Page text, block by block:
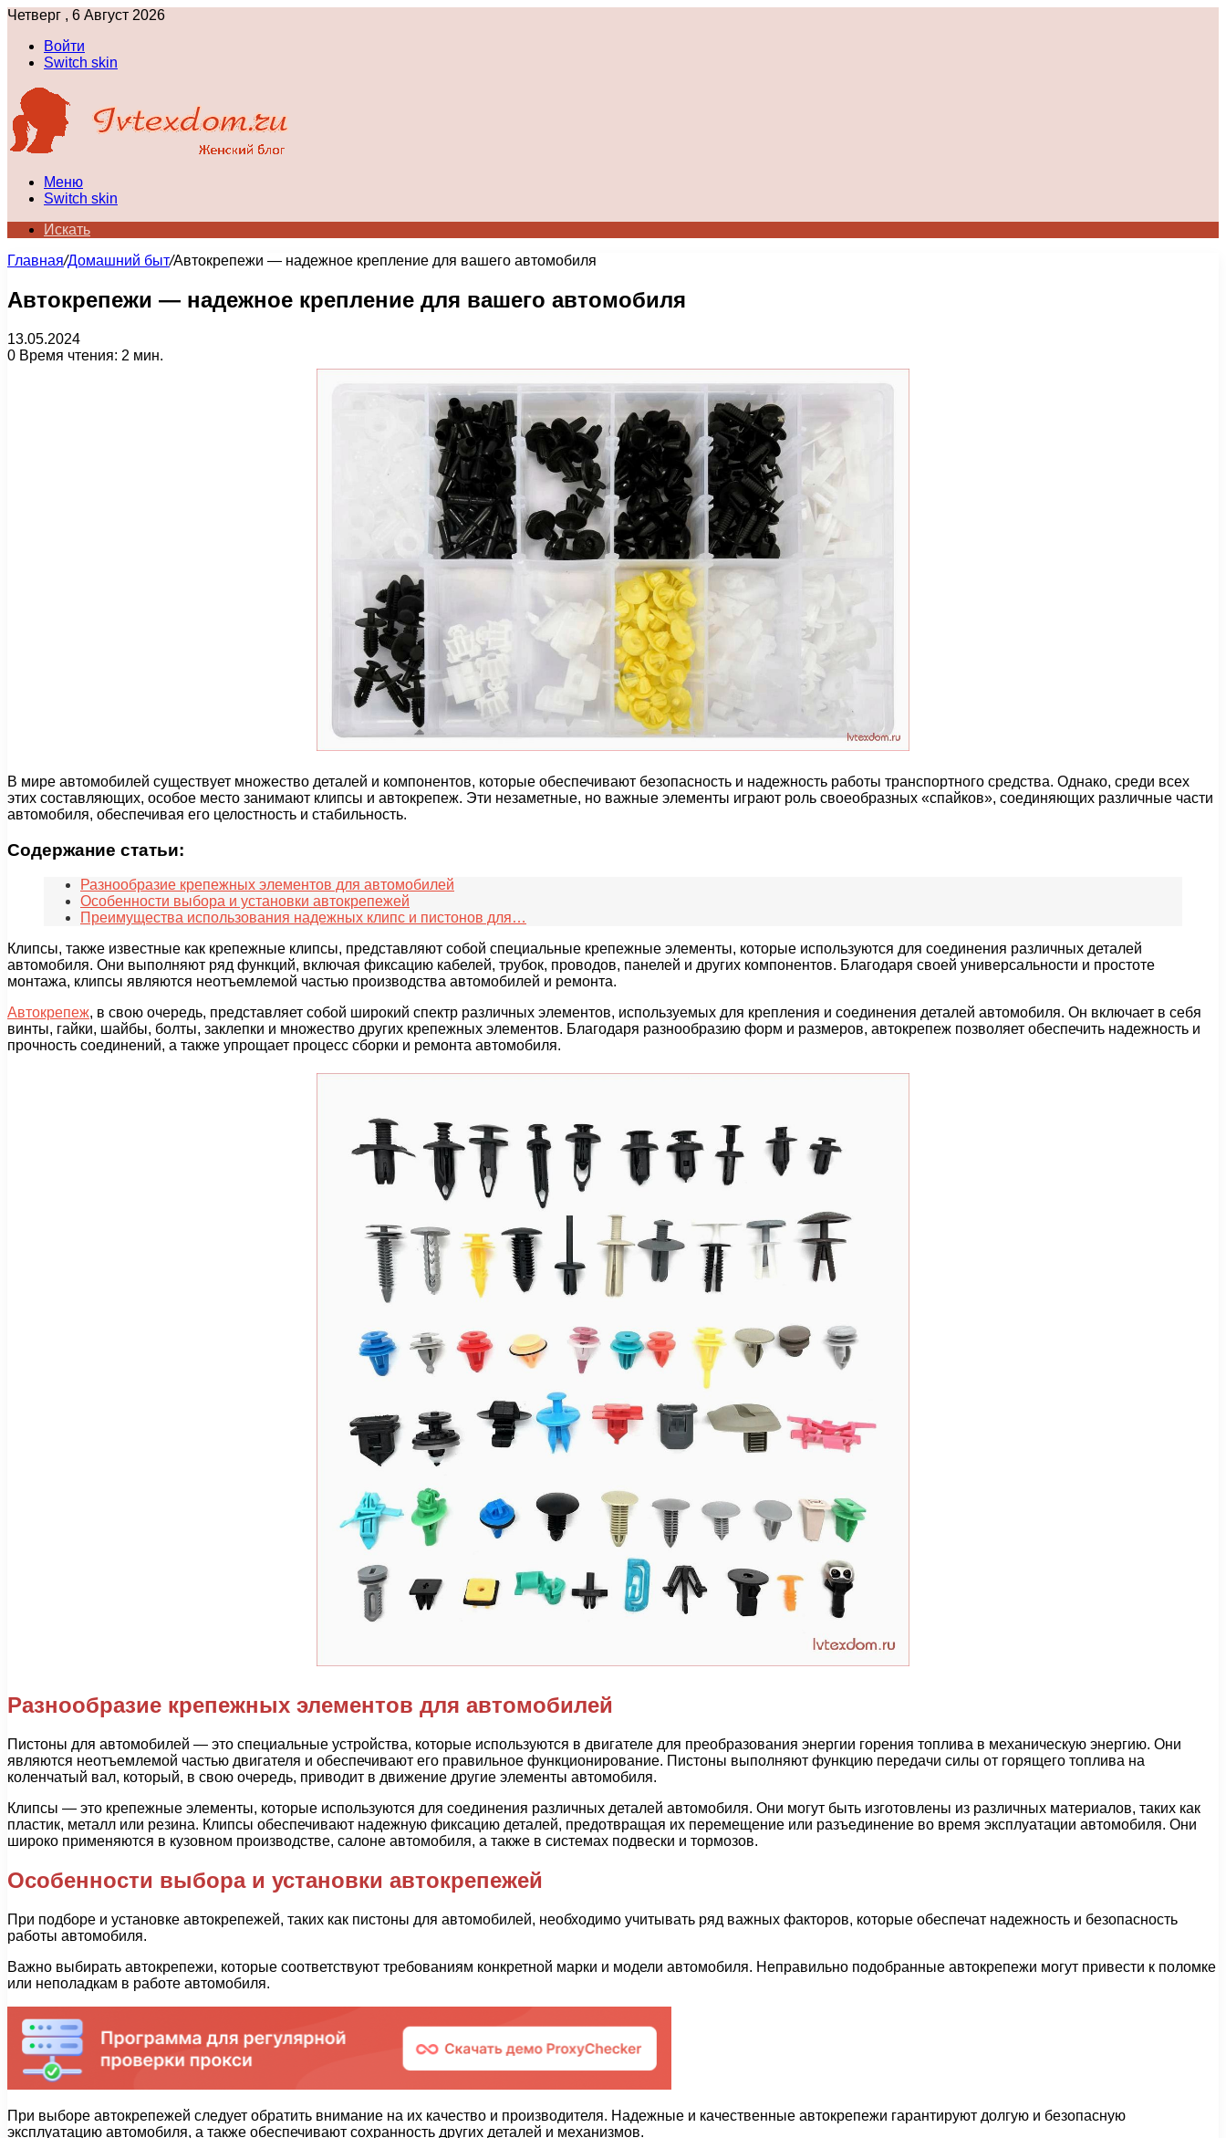
Четверг , 6 Август 2026
Войти
Switch skin
Меню
Switch skin
Искать
Главная/Домашний быт/Автокрепежи — надежное крепление для вашего автомобиля
Автокрепежи — надежное крепление для вашего автомобиля
13.05.2024
0 Время чтения: 2 мин.
В мире автомобилей существует множество деталей и компонентов, которые обеспечивают безопасность и надежность работы транспортного средства. Однако, среди всех
этих составляющих, особое место занимают клипсы и автокрепеж. Эти незаметные, но важные элементы играют роль своеобразных «спайков», соединяющих различные части
автомобиля, обеспечивая его целостность и стабильность.
Содержание статьи:
Разнообразие крепежных элементов для автомобилей
Особенности выбора и установки автокрепежей
Преимущества использования надежных клипс и пистонов для…
Клипсы, также известные как крепежные клипсы, представляют собой специальные крепежные элементы, которые используются для соединения различных деталей
автомобиля. Они выполняют ряд функций, включая фиксацию кабелей, трубок, проводов, панелей и других компонентов. Благодаря своей универсальности и простоте
монтажа, клипсы являются неотъемлемой частью производства автомобилей и ремонта.
Автокрепеж, в свою очередь, представляет собой широкий спектр различных элементов, используемых для крепления и соединения деталей автомобиля. Он включает в себя
винты, гайки, шайбы, болты, заклепки и множество других крепежных элементов. Благодаря разнообразию форм и размеров, автокрепеж позволяет обеспечить надежность и
прочность соединений, а также упрощает процесс сборки и ремонта автомобиля.
Разнообразие крепежных элементов для автомобилей
Пистоны для автомобилей — это специальные устройства, которые используются в двигателе для преобразования энергии горения топлива в механическую энергию. Они
являются неотъемлемой частью двигателя и обеспечивают его правильное функционирование. Пистоны выполняют функцию передачи силы от горящего топлива на
коленчатый вал, который, в свою очередь, приводит в движение другие элементы автомобиля.
Клипсы — это крепежные элементы, которые используются для соединения различных деталей автомобиля. Они могут быть изготовлены из различных материалов, таких как
пластик, металл или резина. Клипсы обеспечивают надежную фиксацию деталей, предотвращая их перемещение или разъединение во время эксплуатации автомобиля. Они
широко применяются в кузовном производстве, салоне автомобиля, а также в системах подвески и тормозов.
Особенности выбора и установки автокрепежей
При подборе и установке автокрепежей, таких как пистоны для автомобилей, необходимо учитывать ряд важных факторов, которые обеспечат надежность и безопасность
работы автомобиля.
Важно выбирать автокрепежи, которые соответствуют требованиям конкретной марки и модели автомобиля. Неправильно подобранные автокрепежи могут привести к поломке
или неполадкам в работе автомобиля.
При выборе автокрепежей следует обратить внимание на их качество и производителя. Надежные и качественные автокрепежи гарантируют долгую и безопасную
эксплуатацию автомобиля, а также обеспечивают сохранность других деталей и механизмов.